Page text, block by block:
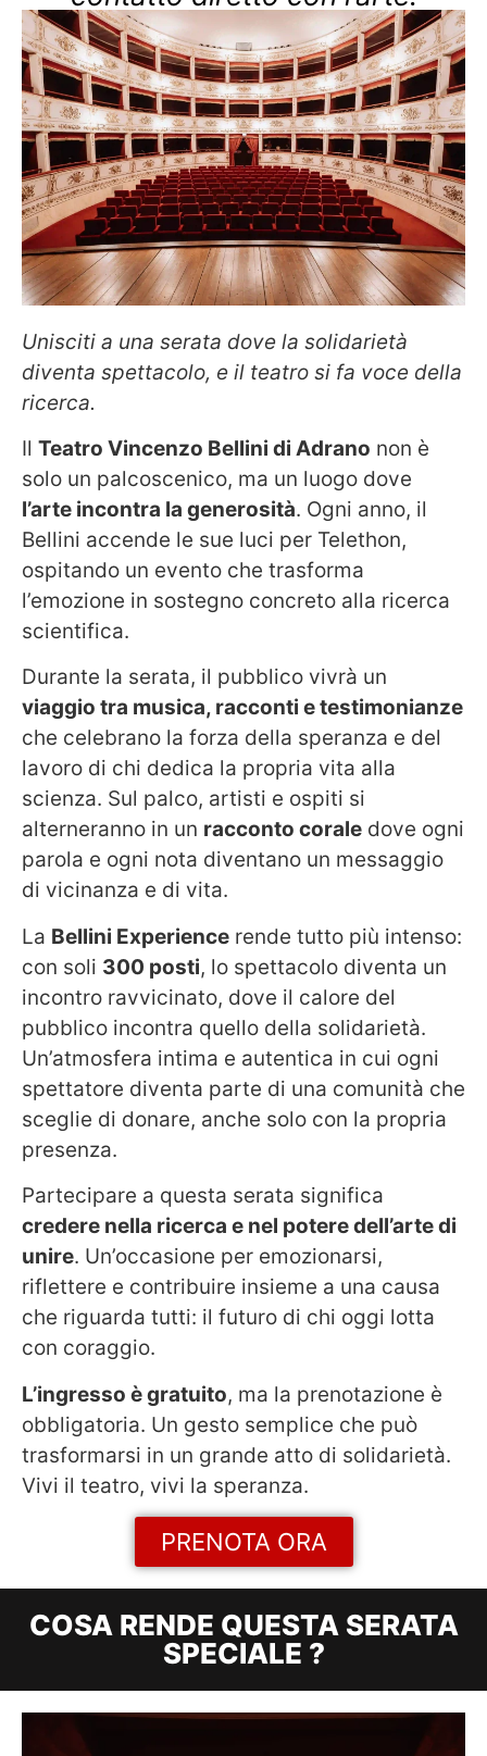
Unisciti a una serata dove la solidarietà
diventa spettacolo, e il teatro si fa voce della
ricerca.
Il Teatro Vincenzo Bellini di Adrano non è
solo un palcoscenico, ma un luogo dove
l’arte incontra la generosità. Ogni anno, il
Bellini accende le sue luci per Telethon,
ospitando un evento che trasforma
l’emozione in sostegno concreto alla ricerca
scientifica.
Durante la serata, il pubblico vivrà un
viaggio tra musica, racconti e testimonianze
che celebrano la forza della speranza e del
lavoro di chi dedica la propria vita alla
scienza. Sul palco, artisti e ospiti si
alterneranno in un racconto corale dove ogni
parola e ogni nota diventano un messaggio
di vicinanza e di vita.
La Bellini Experience rende tutto più intenso:
con soli 300 posti, lo spettacolo diventa un
incontro ravvicinato, dove il calore del
pubblico incontra quello della solidarietà.
Un’atmosfera intima e autentica in cui ogni
spettatore diventa parte di una comunità che
sceglie di donare, anche solo con la propria
presenza.
Partecipare a questa serata significa
credere nella ricerca e nel potere dell’arte di
unire. Un’occasione per emozionarsi,
riflettere e contribuire insieme a una causa
che riguarda tutti: il futuro di chi oggi lotta
con coraggio.
L’ingresso è gratuito, ma la prenotazione è
obbligatoria. Un gesto semplice che può
trasformarsi in un grande atto di solidarietà.
Vivi il teatro, vivi la speranza.
PRENOTA ORA
COSA RENDE QUESTA SERATA
SPECIALE ?